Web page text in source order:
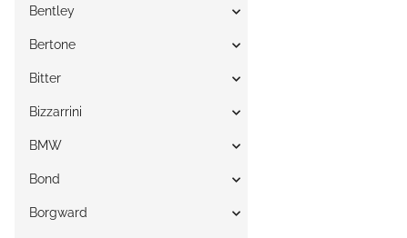
Bentley
Bertone
Bitter
Bizzarrini
BMW
Bond
Borgward